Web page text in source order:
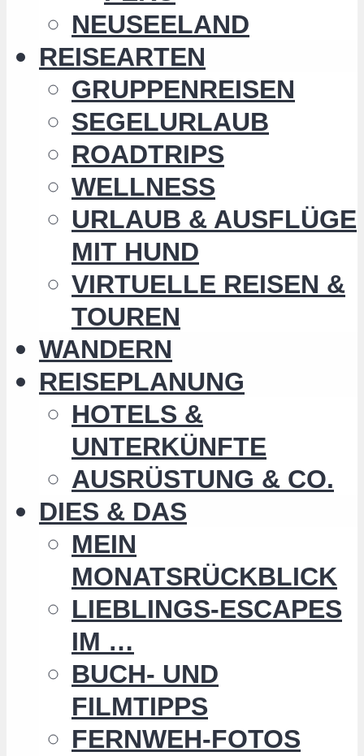
NEUSEELAND
REISEARTEN
GRUPPENREISEN
SEGELURLAUB
ROADTRIPS
WELLNESS
URLAUB & AUSFLÜGE
MIT HUND
VIRTUELLE REISEN &
TOUREN
WANDERN
REISEPLANUNG
HOTELS &
UNTERKÜNFTE
AUSRÜSTUNG & CO.
DIES & DAS
MEIN
MONATSRÜCKBLICK
LIEBLINGS-ESCAPES
IM …
BUCH- UND
FILMTIPPS
FERNWEH-FOTOS